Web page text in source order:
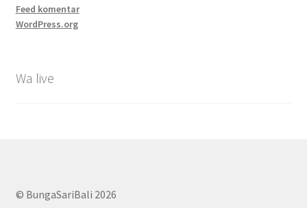
Feed komentar
WordPress.org
Wa live
© BungaSariBali 2026